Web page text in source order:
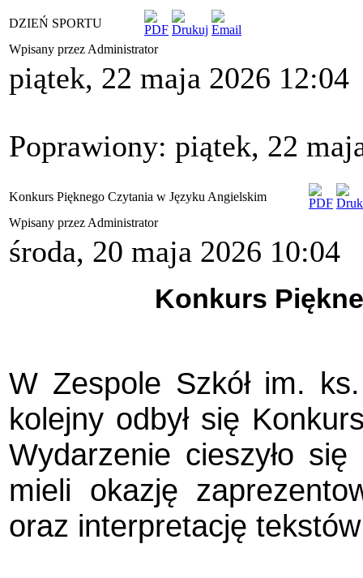
DZIEŃ SPORTU
Wpisany przez Administrator
piątek, 22 maja 2026 12:04
Poprawiony: piątek, 22
Konkurs Pięknego Czytania w Języku Angielskim
Wpisany przez Administrator
środa, 20 maja 2026 10:04
Konkurs
W Zespole Szkół im.
kolejny odbył się
Wydarzenie cieszyło
mieli okazję
oraz interpretację